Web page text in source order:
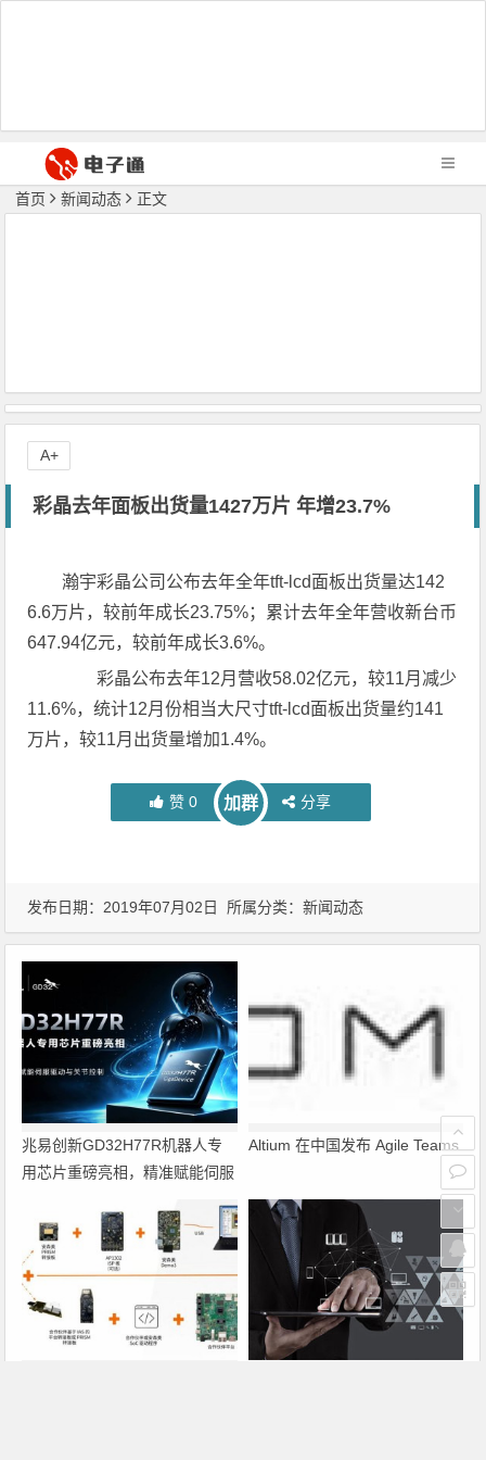
首页 新闻动态 正文
彩晶去年面板出货量1427万片 年增23.7%
瀚宇彩晶公司公布去年全年tft-lcd面板出货量达142
6.6万片，较前年成长23.75%；累计去年全年营收新台币
647.94亿元，较前年成长3.6%。
彩晶公布去年12月营收58.02亿元，较11月减少
11.6%，统计12月份相当大尺寸tft-lcd面板出货量约141
万片，较11月出货量增加1.4%。
赞 0 加群 分享
A+
发布日期：2019年07月02日 所属分类：新闻动态
兆易创新GD32H77R机器人专
用芯片重磅亮相，精准赋能伺服
Altium 在中国发布 Agile Teams